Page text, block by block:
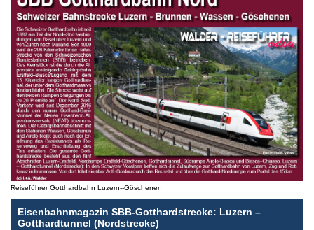
Reiseführer Gotthardbahn Luzern--Göschenen
Eisenbahnmagazin SBB-Gotthardstrecke: Luzern –
Gotthardtunnel (Nordstrecke)